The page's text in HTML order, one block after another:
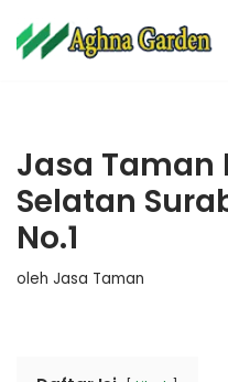
Lompat
Jasa Taman
Selatan
No.1
oleh Jasa Taman